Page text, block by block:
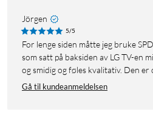
Jörgen
5/5
For lenge siden måtte jeg bruke SPDIF-kabler, men det var det
som satt på baksiden av LG TV-en
og smidig og føles kvalitativ. Den er
Gå til kundeanmeldelsen